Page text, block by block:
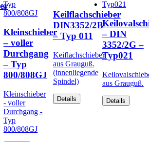
Kleinschieber
– voller
Durchgang
– Typ
800/808GJ
Kleinschieber
- voller
Durchgang -
Typ
800/808GJ
Keilflachschieber
DIN3352/2B
– Typ 011
Keiflachschieber
aus Grauguß.
(innenliegende
Spindel)
Details
– DIN
3352/2G –
Typ021
aus Grauguß.
Details